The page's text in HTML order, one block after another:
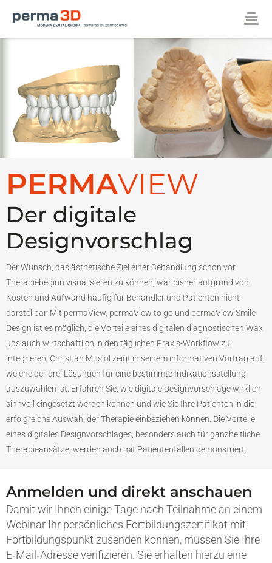
PERMAVIEW
Der digitale
Designvorschlag
Der Wunsch, das ästhetische Ziel einer Behandlung schon vor
Therapiebeginn visualisieren zu können, war bisher aufgrund von
Kosten und Aufwand häufig für Behandler und Patienten nicht
darstellbar. Mit permaView, permaView to go und permaView Smile
Design ist es möglich, die Vorteile eines digitalen diagnostischen Wax
ups auch wirtschaftlich in den täglichen Praxis-Workflow zu
integrieren. Christian Musiol zeigt in seinem informativen Vortrag auf,
welche der drei Lösungen für eine bestimmte Indikationsstellung
auszuwählen ist. Erfahren Sie, wie digitale Designvorschläge wirklich
sinnvoll eingesetzt werden können und wie Sie Ihre Patienten in die
erfolgreiche Auswahl der Therapie einbeziehen können. Die Vorteile
eines digitales Designvorschlages, besonders auch für ganzheitliche
Therapieansätze, werden auch mit Patientenfällen demonstriert.
Anmelden und direkt anschauen
Damit wir Ihnen einige Tage nach Teilnahme an einem
Webinar Ihr persönliches Fortbildungszertifikat mit
Fortbildungspunkt zusenden können, müssen Sie Ihre
E‑Mail‑Adresse verifizieren. Sie erhalten hierzu eine